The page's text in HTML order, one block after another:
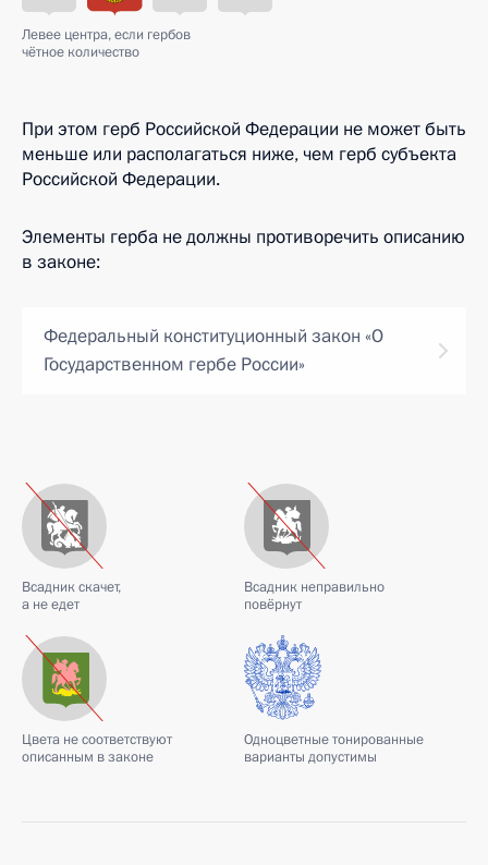
Левее центра, если гербов
чётное количество
При этом герб Российской Федерации не может быть
меньше или располагаться ниже, чем герб субъекта
Российской Федерации.
Элементы герба не должны противоречить описанию
в законе:
Федеральный конституционный закон «О
Государственном гербе России»
Всадник скачет,
а не едет
Всадник неправильно
повёрнут
Цвета не соответствуют
описанным в законе
Одноцветные тонированные
варианты допустимы